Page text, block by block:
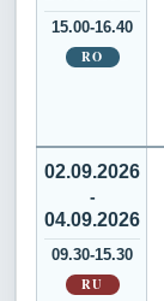
15.00-16.40
RO
02.09.2026
-
04.09.2026
09.30-15.30
RU